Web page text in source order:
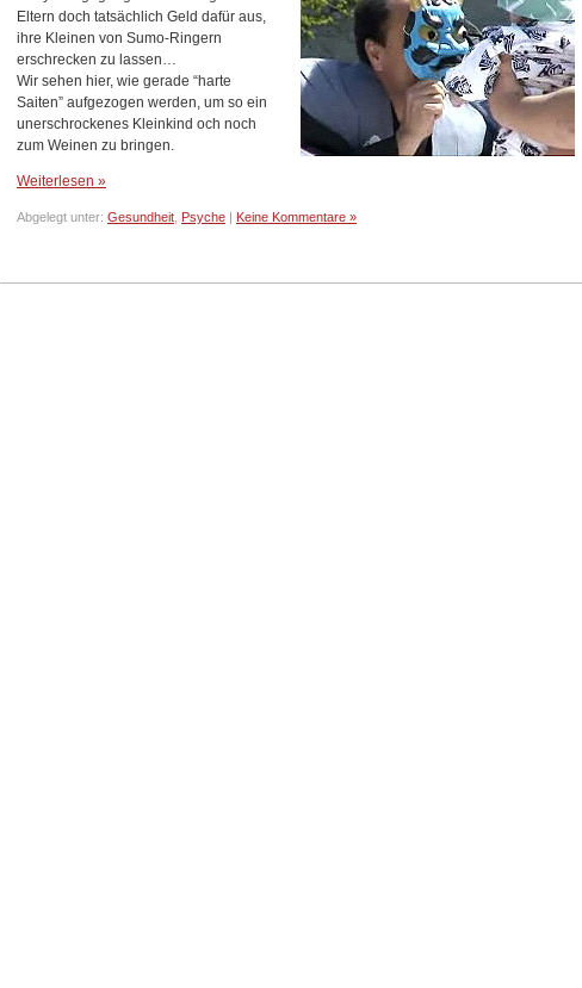
Eltern doch tatsächlich Geld dafür aus,
ihre Kleinen von Sumo-Ringern
erschrecken zu lassen…
Wir sehen hier, wie gerade “harte
Saiten” aufgezogen werden, um so ein
unerschrockenes Kleinkind och noch
zum Weinen zu bringen.
Weiterlesen »
Abgelegt unter: Gesundheit Psyche | Keine Kommentare »